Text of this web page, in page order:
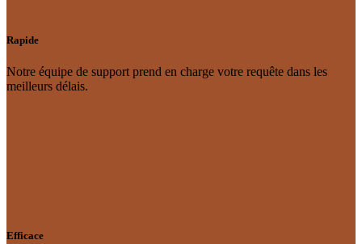
Rapide
Notre équipe de support prend en charge votre requête dans les
meilleurs délais.
Efficace